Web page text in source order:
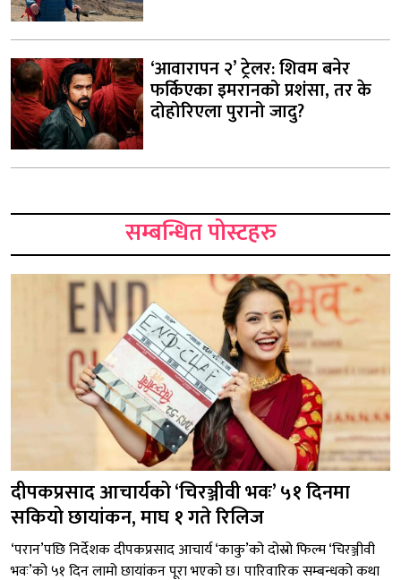
‘आवारापन २’ ट्रेलर: शिवम बनेर
फर्किएका इमरानको प्रशंसा, तर के
दोहोरिएला पुरानो जादु?
सम्बन्धित पोस्टहरु
दीपकप्रसाद आचार्यको ‘चिरञ्जीवी भवः’ ५१ दिनमा
सकियो छायांकन, माघ १ गते रिलिज
‘परान’पछि निर्देशक दीपकप्रसाद आचार्य ‘काकु’को दोस्रो फिल्म ‘चिरञ्जीवी
भवः’को ५१ दिन लामो छायांकन पूरा भएको छ। पारिवारिक सम्बन्धको कथा